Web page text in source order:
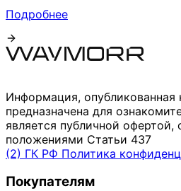
Подробнее
Информация, опубликованная
предназначена для
является публичной офертой,
положениями Статьи 437
(2) ГК РФ Политика
Покупателям